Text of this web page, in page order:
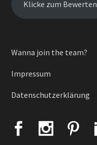
Klicke zum Bewerten
Wanna join the team?
Impressum
Datenschutzerklärung